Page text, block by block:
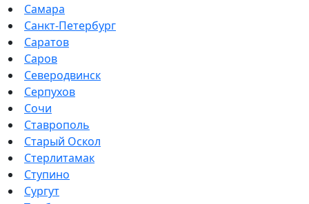
Самара
Санкт-Петербург
Саратов
Саров
Северодвинск
Серпухов
Сочи
Ставрополь
Старый Оскол
Стерлитамак
Ступино
Сургут